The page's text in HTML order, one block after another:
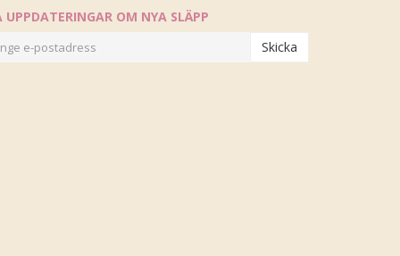
UPPDATERINGAR OM NYA SLÄPP
Skicka